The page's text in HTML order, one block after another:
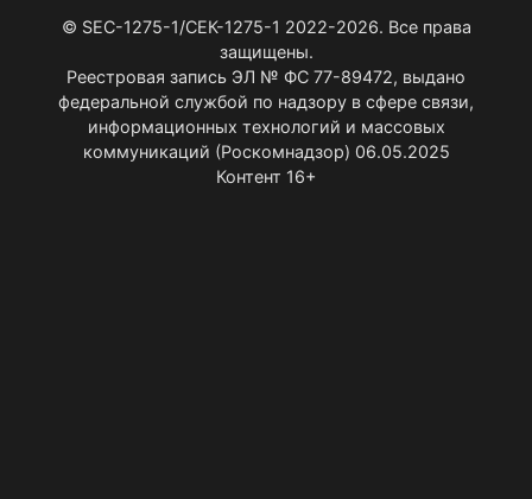
© SEC-1275-1/СЕК-1275-1 2022-2026. Все права
защищены.
Реестровая запись ЭЛ № ФС 77-89472, выдано
федеральной службой по надзору в сфере связи,
информационных технологий и массовых
коммуникаций (Роскомнадзор) 06.05.2025
Контент 16+